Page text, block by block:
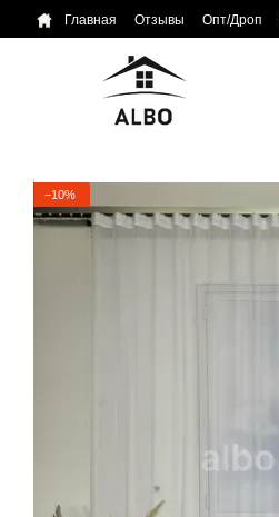
Перейти к основному контенту
Главная Отзывы Опт/Дроп
−10%